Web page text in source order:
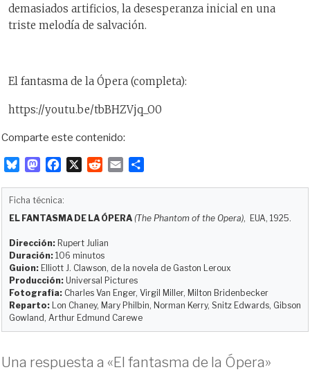
demasiados artificios, la desesperanza inicial en una
triste melodía de salvación.
El fantasma de la Ópera (completa):
https://youtu.be/tbBHZVjq_O0
Comparte este contenido:
u
s
k
y
M
o
d
o
n
b
o
o
k
X
d
i
t
l
a
i
r
Ficha técnica:
EL FANTASMA DE LA ÓPERA (The Phantom of the Opera), EUA, 1925.
Dirección: Rupert Julian
Duración: 106 minutos
Guion: Elliott J. Clawson, de la novela de Gaston Leroux
Producción: Universal Pictures
Fotografía: Charles Van Enger, Virgil Miller, Milton Bridenbecker
Reparto: Lon Chaney, Mary Philbin, Norman Kerry, Snitz Edwards, Gibson
Gowland, Arthur Edmund Carewe
Una respuesta a «El fantasma de la Ópera»